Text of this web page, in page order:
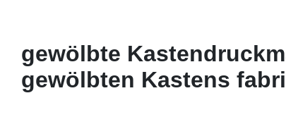
gewölbte
gewölbten Kastens